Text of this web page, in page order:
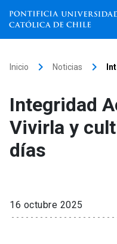
Facultades, escuelas e
institutos
Investigación
Extensión
Inicio keyboard_arrow_right Noticias keyboard_arrow_right
Integridad
Vivirla y
días
16 octubre 2025